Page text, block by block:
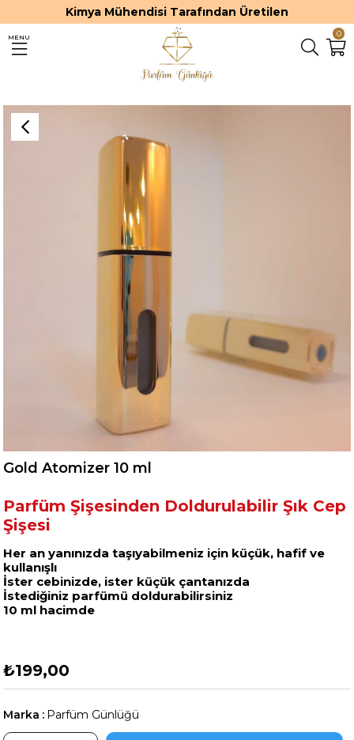
Kimya Mühendisi Tarafından Üretilen
0
MENU
Gold Atomizer 10 ml
Parfüm Şişesinden Doldurulabilir Şık Cep
Şişesi
Her an yanınızda taşıyabilmeniz için küçük, hafif ve
kullanışlı
İster cebinizde, ister küçük çantanızda
İstediğiniz parfümü doldurabilirsiniz
10 ml hacimde
₺199,00
Marka : Parfüm Günlüğü